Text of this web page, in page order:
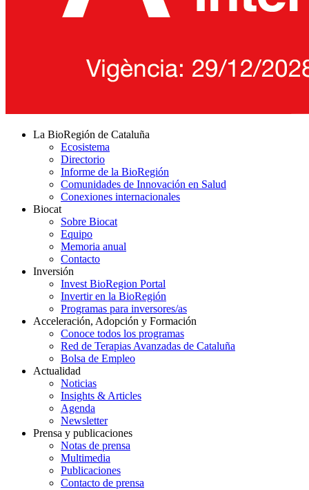
La BioRegión de Cataluña
Ecosistema
Directorio
Informe de la BioRegión
Comunidades de Innovación en Salud
Conexiones internacionales
Biocat
Sobre Biocat
Equipo
Memoria anual
Contacto
Inversión
Invest BioRegion Portal
Invertir en la BioRegión
Programas para inversores/as
Acceleración, Adopción y Formación
Conoce todos los programas
Red de Terapias Avanzadas de Cataluña
Bolsa de Empleo
Actualidad
Noticias
Insights & Articles
Agenda
Newsletter
Prensa y publicaciones
Notas de prensa
Multimedia
Publicaciones
Contacto de prensa